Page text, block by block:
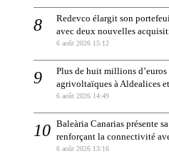
Redevco élargit son
avec deux nouvelles
6 août 2026 15:12
Plus de huit millions
agrivoltaïques à Aldealices
6 août 2026 14:49
Baleària Canarias présente
renforçant la connectivité
6 août 2026 13:16